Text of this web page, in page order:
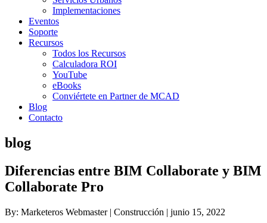
Implementaciones
Eventos
Soporte
Recursos
Todos los Recursos
Calculadora ROI
YouTube
eBooks
Conviértete en Partner de MCAD
Blog
Contacto
blog
Diferencias entre BIM Collaborate y BIM
Collaborate Pro
By: Marketeros Webmaster | Construcción | junio 15, 2022